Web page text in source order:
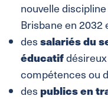
nouvelle
Brisbane en 2032
des salariés du
éducatif
compétences ou
des publics en